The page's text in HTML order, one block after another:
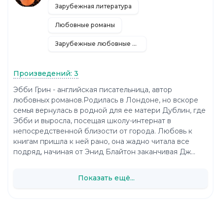
Зарубежная литература
Любовные романы
Зарубежные любовные романы
Произведений: 3
Эбби Грин - английская писательница, автор
любовных романов.Родилась в Лондоне, но вскоре
семья вернулась в родной для ее матери Дублин, где
Эбби и выросла, посещая школу-интернат в
непосредственной близости от города. Любовь к
книгам пришла к ней рано, она жадно читала все
подряд, начиная от Энид Блайтон заканчивая Дж...
Показать ещё...